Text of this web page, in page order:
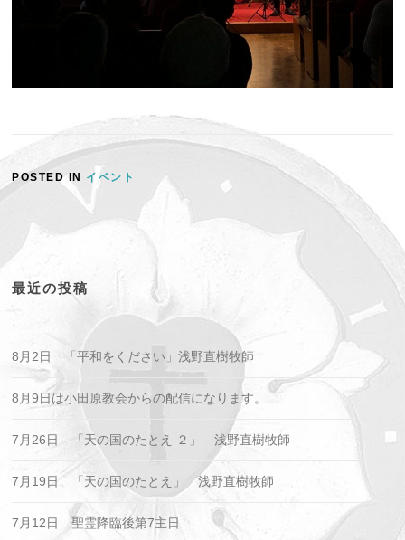
POSTED IN イベント
最近の投稿
8月2日 「平和をください」浅野直樹牧師
8月9日は小田原教会からの配信になります。
7月26日 「天の国のたとえ ２」 浅野直樹牧師
7月19日 「天の国のたとえ」 浅野直樹牧師
7月12日 聖霊降臨後第7主日